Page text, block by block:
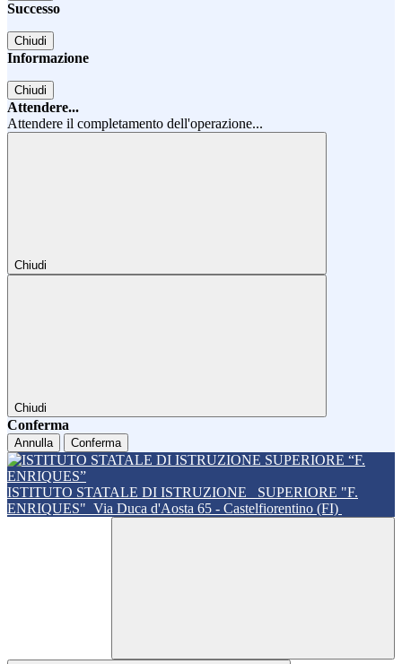
Successo
Chiudi
Informazione
Chiudi
Attendere...
Attendere il completamento dell'operazione...
Chiudi
Chiudi
Conferma
Annulla Conferma
ISTITUTO STATALE DI ISTRUZIONE
SUPERIORE "F.
ENRIQUES" Via Duca d'Aosta 65 - Castelfiorentino (FI)